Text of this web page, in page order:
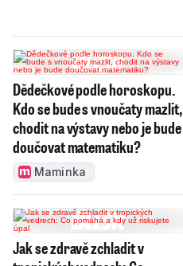
Dědečkové podle horoskopu.
Kdo se bude s vnoučaty mazlit,
chodit na výstavy nebo je bude
doučovat matematiku?
Maminka
Jak se zdravě zchladit v